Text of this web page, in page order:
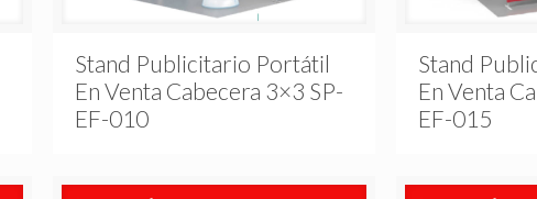
Stand Publicitario Portátil
En Venta Cabecera 3×3 SP-
EF-010
Stand
En Venta
EF-015